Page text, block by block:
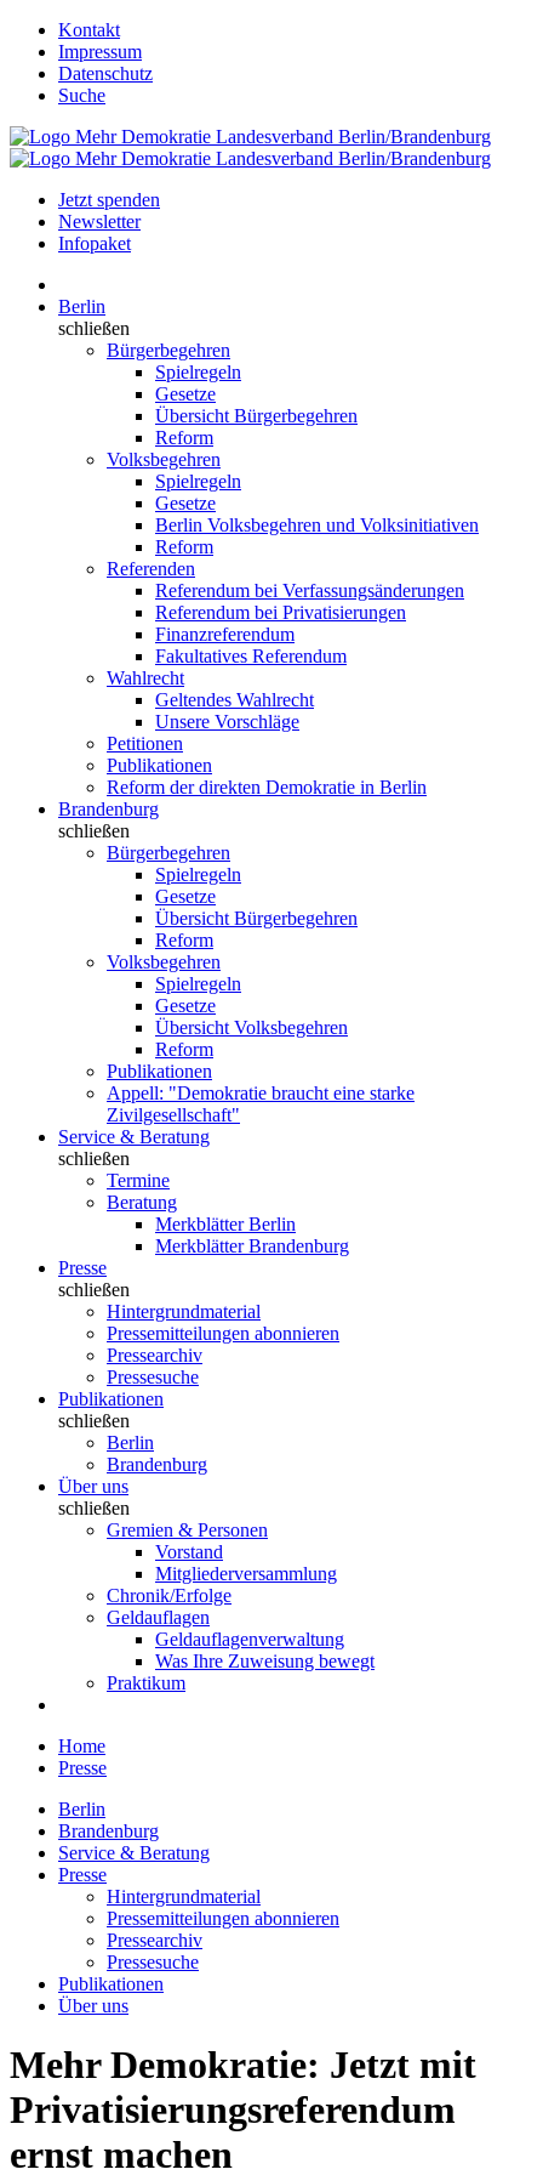
Kontakt
Impressum
Datenschutz
Suche
Jetzt spenden
Newsletter
Infopaket
Berlin
schließen
Bürgerbegehren
Spielregeln
Gesetze
Übersicht Bürgerbegehren
Reform
Volksbegehren
Spielregeln
Gesetze
Berlin Volksbegehren und Volksinitiativen
Reform
Referenden
Referendum bei Verfassungsänderungen
Referendum bei Privatisierungen
Finanzreferendum
Fakultatives Referendum
Wahlrecht
Geltendes Wahlrecht
Unsere Vorschläge
Petitionen
Publikationen
Reform der direkten Demokratie in Berlin
Brandenburg
schließen
Bürgerbegehren
Spielregeln
Gesetze
Übersicht Bürgerbegehren
Reform
Volksbegehren
Spielregeln
Gesetze
Übersicht Volksbegehren
Reform
Publikationen
Appell: "Demokratie braucht eine starke
Zivilgesellschaft"
Service & Beratung
schließen
Termine
Beratung
Merkblätter Berlin
Merkblätter Brandenburg
Presse
schließen
Hintergrundmaterial
Pressemitteilungen abonnieren
Pressearchiv
Pressesuche
Publikationen
schließen
Berlin
Brandenburg
Über uns
schließen
Gremien & Personen
Vorstand
Mitgliederversammlung
Chronik/Erfolge
Geldauflagen
Geldauflagenverwaltung
Was Ihre Zuweisung bewegt
Praktikum
Home
Presse
Berlin
Brandenburg
Service & Beratung
Presse
Hintergrundmaterial
Pressemitteilungen abonnieren
Pressearchiv
Pressesuche
Publikationen
Über uns
Mehr Demokratie: Jetzt mit
Privatisierungsreferendum
ernst machen